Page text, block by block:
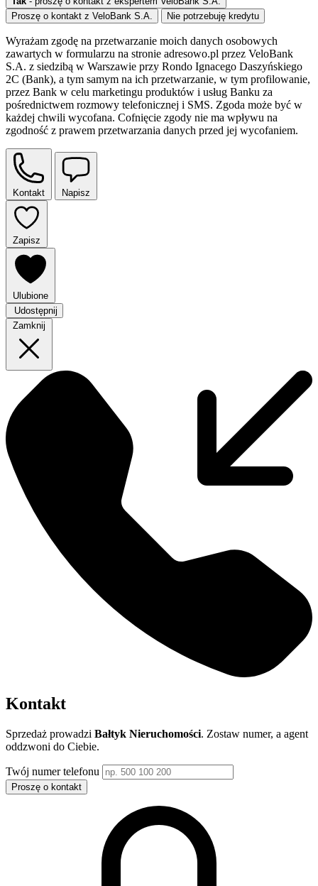
Proszę o kontakt z VeloBank S.A.
Nie potrzebuję kredytu
Wyrażam zgodę na przetwarzanie moich danych osobowych
zawartych w formularzu na stronie adresowo.pl przez VeloBank
S.A. z siedzibą w Warszawie przy Rondo Ignacego Daszyńskiego
2C (Bank), a tym samym na ich przetwarzanie, w tym profilowanie,
przez Bank w celu marketingu produktów i usług Banku za
pośrednictwem rozmowy telefonicznej i SMS. Zgoda może być w
każdej chwili wycofana. Cofnięcie zgody nie ma wpływu na
zgodność z prawem przetwarzania danych przed jej wycofaniem.
Kontakt Napisz
Zapisz
Ulubione
Udostępnij
Zamknij
Kontakt
Sprzedaż prowadzi Bałtyk Nieruchomości. Zostaw numer, a agent
oddzwoni do Ciebie.
Twój numer telefonu
Proszę o kontakt